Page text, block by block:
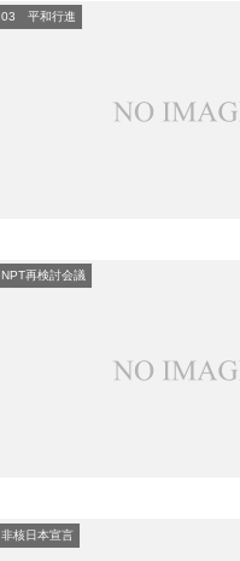
03 平和行進
NPT再検討会議
非核日本宣言